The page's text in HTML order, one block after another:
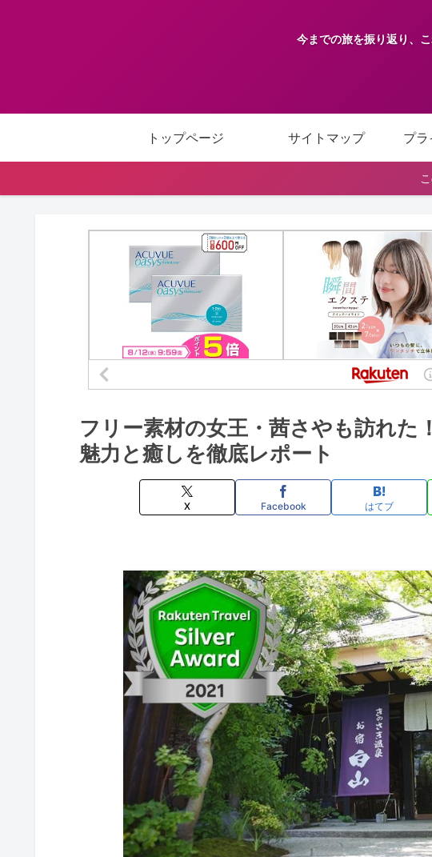
今までの旅を振り返り、
トップページ サイトマップ プ
フリー素材の女王・茜さやも訪れた
魅力と癒しを徹底レポート
X Facebook はてブ